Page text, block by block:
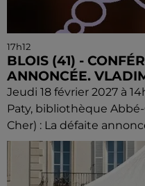
17h12
BLOIS (41) -
ANNONCÉE.
Jeudi 18 février 2027 à
Paty, bibliothèque
Cher) : La défaite